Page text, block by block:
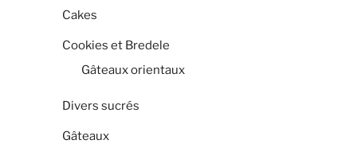
Cakes
Cookies et Bredele
Gâteaux orientaux
Divers sucrés
Gâteaux